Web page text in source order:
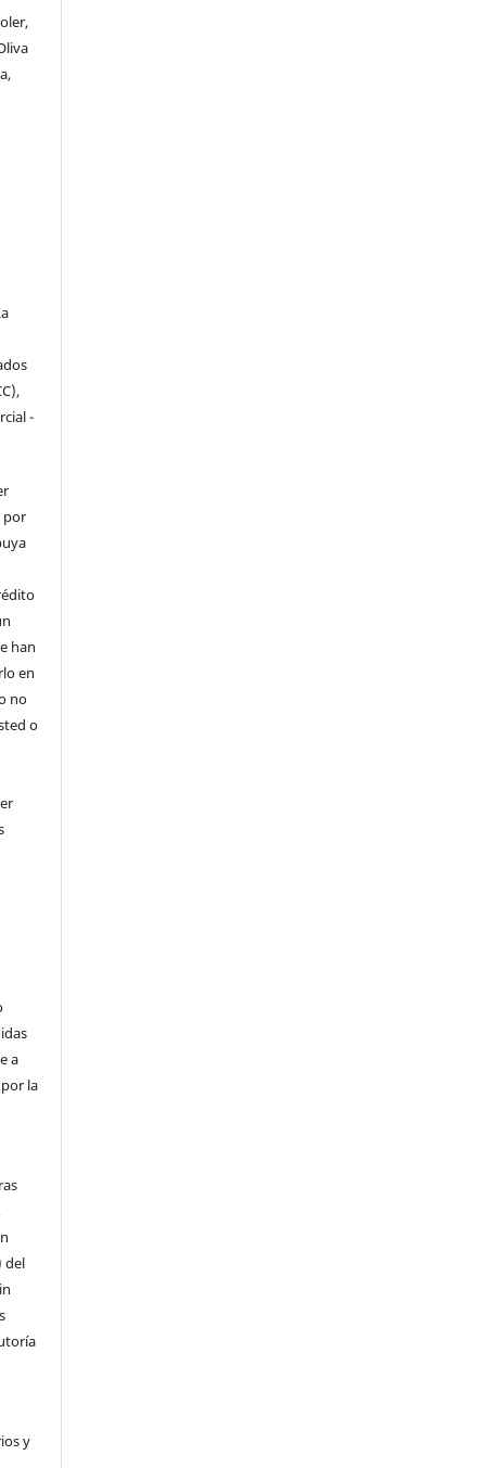
-
por
han
en
no
o
a
la
del
y